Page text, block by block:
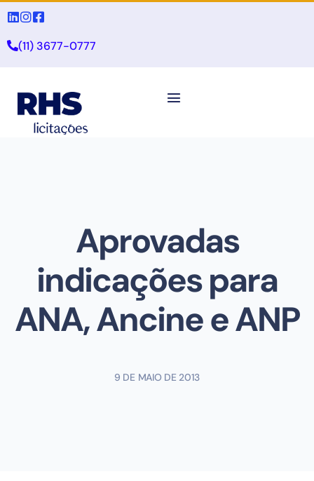
(11) 3677-0777
Aprovadas
indicações para
ANA, Ancine e ANP
9 DE MAIO DE 2013